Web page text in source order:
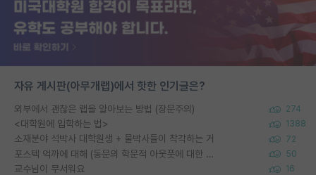
자유 게시판(아무개랩)에서 핫한 인기글은?
외부에서 괜찮은 랩을 알아보는 방법 (장문주의) 274
<대학원에 입학하는 법> 1388
소재분야 석박사 대학원생 + 물박사들이 착각하는 거 72
포스텍 억까에 대해 (동문의 학문적 아웃풋에 대한 반박) 50
교수님이 무서워요 16